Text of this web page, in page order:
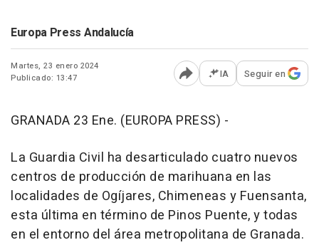
Europa Press Andalucía
Martes, 23 enero 2024
Publicado: 13:47
Abrir opciones para
IA Seguir en
GRANADA 23 Ene. (EUROPA PRESS) -
La Guardia Civil ha desarticulado cuatro nuevos
centros de producción de marihuana en las
localidades de Ogíjares, Chimeneas y Fuensanta,
esta última en término de Pinos Puente, y todas
en el entorno del área metropolitana de Granada.